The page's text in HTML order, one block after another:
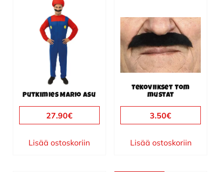
Putkimies Mario asu
27.90€
Lisää ostoskoriin
Tekoviikset Tom
mustat
3.50€
Lisää ostoskoriin